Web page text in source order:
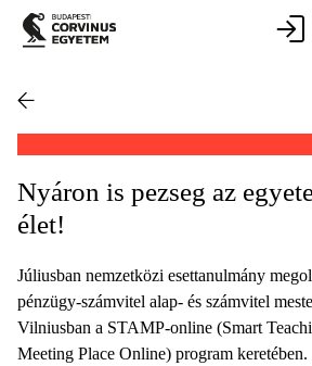
Nyáron is pezseg az
élet!
Júliusban nemzetközi esettanulmány
pénzügy-számvitel alap- és számvitel
Vilniusban a STAMP-online (Smart
Meeting Place Online) program keretében.